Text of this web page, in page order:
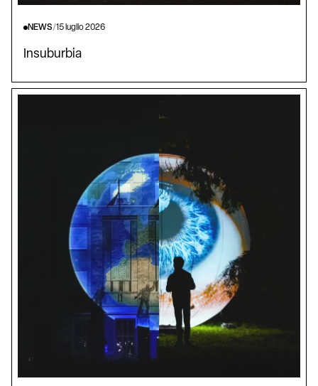
NEWS/15 luglio 2026
Insuburbia